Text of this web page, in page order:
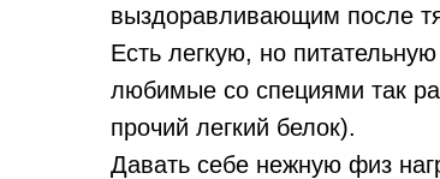
выздоравливающим после
Есть легкую, но
любимые со специями так
прочий легкий белок).
Давать себе нежную физ